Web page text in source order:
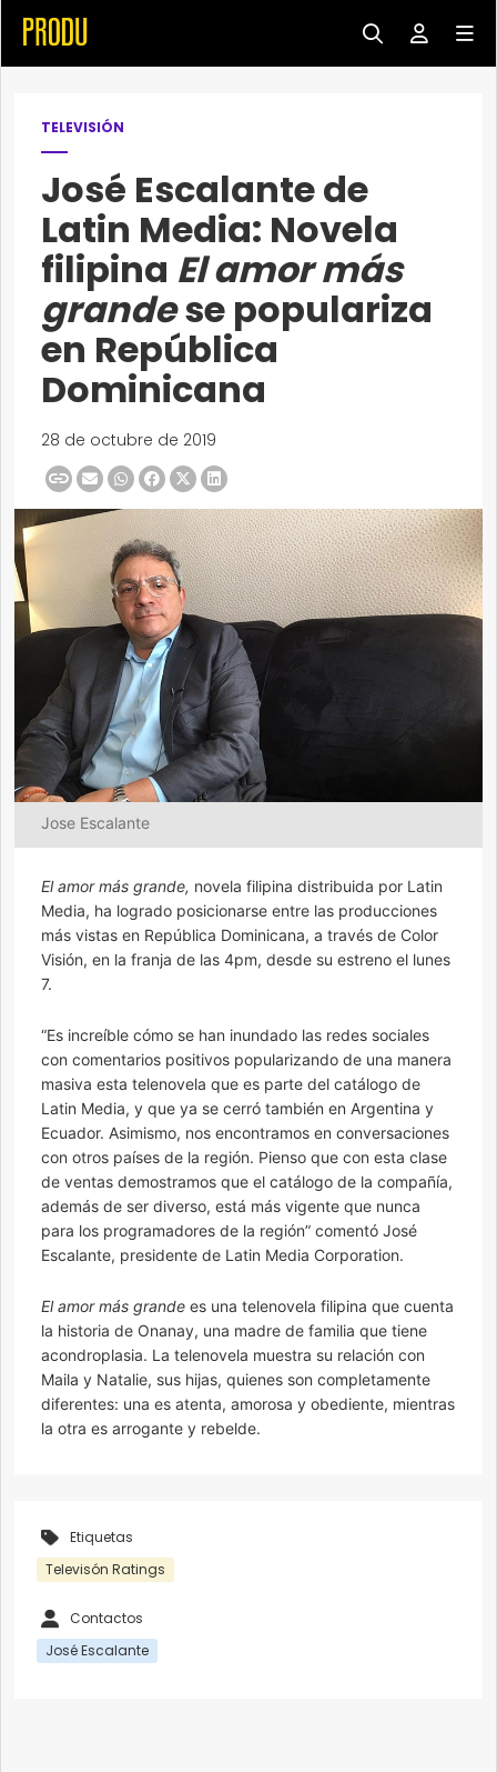
TELEVISIÓN
José Escalante de
Latin Media: Novela
filipina El amor más
grandese populariza
en República
Dominicana
28 de octubre de 2019
Jose Escalante
El amor más grande, novela filipina distribuida por Latin
Media, ha logrado posicionarse entre las producciones
más vistas en República Dominicana, a través de Color
Visión, en la franja de las 4pm, desde su estreno el lunes
7.
“Es increíble cómo se han inundado las redes sociales
con comentarios positivos popularizando de una manera
masiva esta telenovela que es parte del catálogo de
Latin Media, y que ya se cerró también en Argentina y
Ecuador. Asimismo, nos encontramos en conversaciones
con otros países de la región. Pienso que con esta clase
de ventas demostramos que el catálogo de la compañía,
además de ser diverso, está más vigente que nunca
para los programadores de la región” comentó José
Escalante, presidente de Latin Media Corporation.
El amor más grande es una telenovela filipina que cuenta
la historia de Onanay, una madre de familia que tiene
acondroplasia. La telenovela muestra su relación con
Maila y Natalie, sus hijas, quienes son completamente
diferentes: una es atenta, amorosa y obediente, mientras
la otra es arrogante y rebelde.
Etiquetas
Televisón Ratings
Contactos
José Escalante